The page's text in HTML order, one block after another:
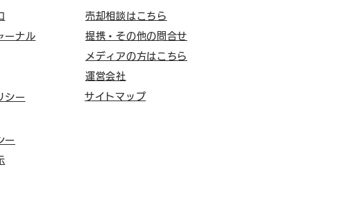
ーナル
シー
売却相談はこちら
提携・その他の問合せ
メディアの方はこちら
運営会社
サイトマップ
ー